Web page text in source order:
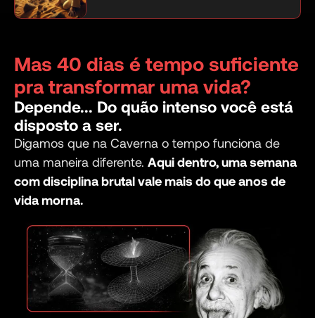
Mas 40 dias é tempo suficiente
pra transformar uma vida?
Depende... Do quão intenso você está
disposto a ser.
Digamos que na Caverna o tempo funciona de
uma maneira diferente. Aqui dentro, uma semana
com disciplina brutal vale mais do que anos de
vida morna.